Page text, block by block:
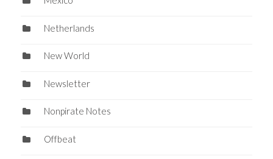
Netherlands
New World
Newsletter
Nonpirate Notes
Offbeat